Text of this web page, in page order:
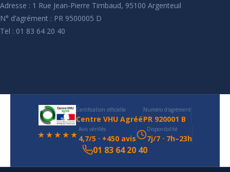
Adresse : 1 Rue Jean-Pierre Timbaud, 95100 Argenteuil
N° d’agrément : PR 9500005 D
Tel : 01 83 64 20 40
Certification officielle
Centre VHU Agréé
Numéro d'agrément
PR 920001 B
★★★★★ Avis vérifiés
4,7/5 · +450 avis
Disponibilité
7j/7 · 7h–23h
01 83 64 20 40